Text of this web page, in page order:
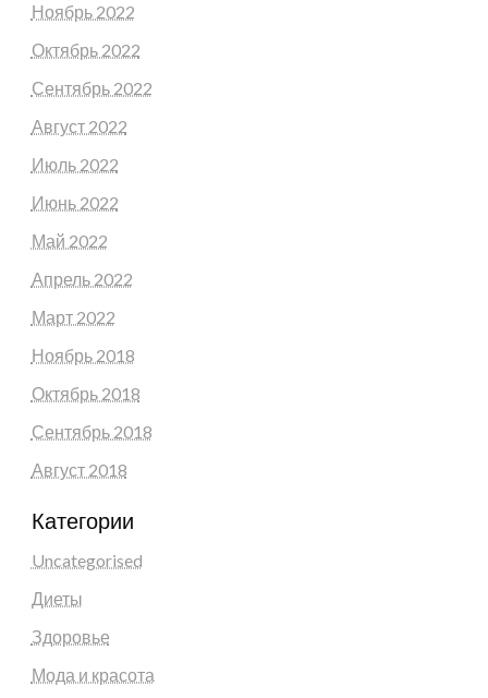
Ноябрь 2022
Октябрь 2022
Сентябрь 2022
Август 2022
Июль 2022
Июнь 2022
Май 2022
Апрель 2022
Март 2022
Ноябрь 2018
Октябрь 2018
Сентябрь 2018
Август 2018
Категории
Uncategorised
Диеты
Здоровье
Мода и красота